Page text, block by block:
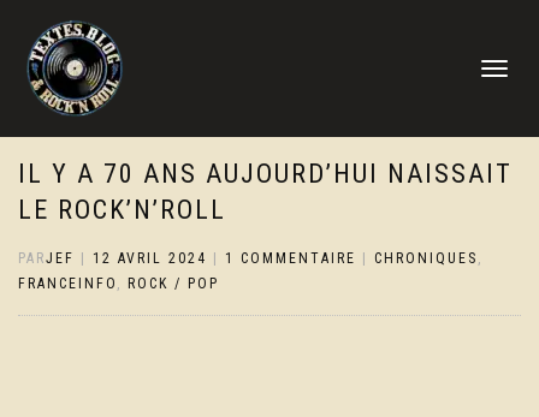
DÉPLIER
IL Y A 70 ANS AUJOURD’HUI NAISSAIT
LE ROCK’N’ROLL
PARJEF 12 AVRIL 2024 1 COMMENTAIRE CHRONIQUES ,
FRANCEINFO , ROCK / POP